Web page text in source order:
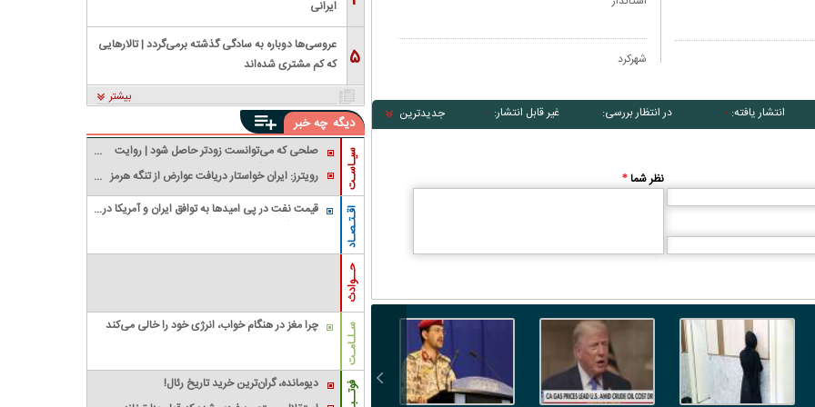
شهرکرد
انتشار یافته: ۰ در انتظار بررسی: ۰ غیر قابل انتشار: ۰ جدیدترین
نظر شما*
ایرانی
۵
عروسی‌ها دوباره به سادگی گذشته برمی‌گردد | تالارهایی
که کم مشتری شده‌اند
بیشتر
دیگه چه خبر
سیـاسـت
صلحی که می‌توانست زودتر حاصل شود | روایت
شش سال جنگ اضافه بعد از فتح خرمشهر برای
تنبیه متجاوز
رویترز: ایران خواستار دریافت عوارض از تنگه هرمز
شد؛ اختلاف با آمریکا و عمان ادامه دارد
اقـتـصـاد
قیمت نفت در پی امیدها به توافق ایران و آمریکا در
حــوادث
سـلـامـت چرا مغز در هنگام خواب، انرژی خود را خالی می‌کند
دیومانده، گران‌ترین خرید تاریخ رئال!